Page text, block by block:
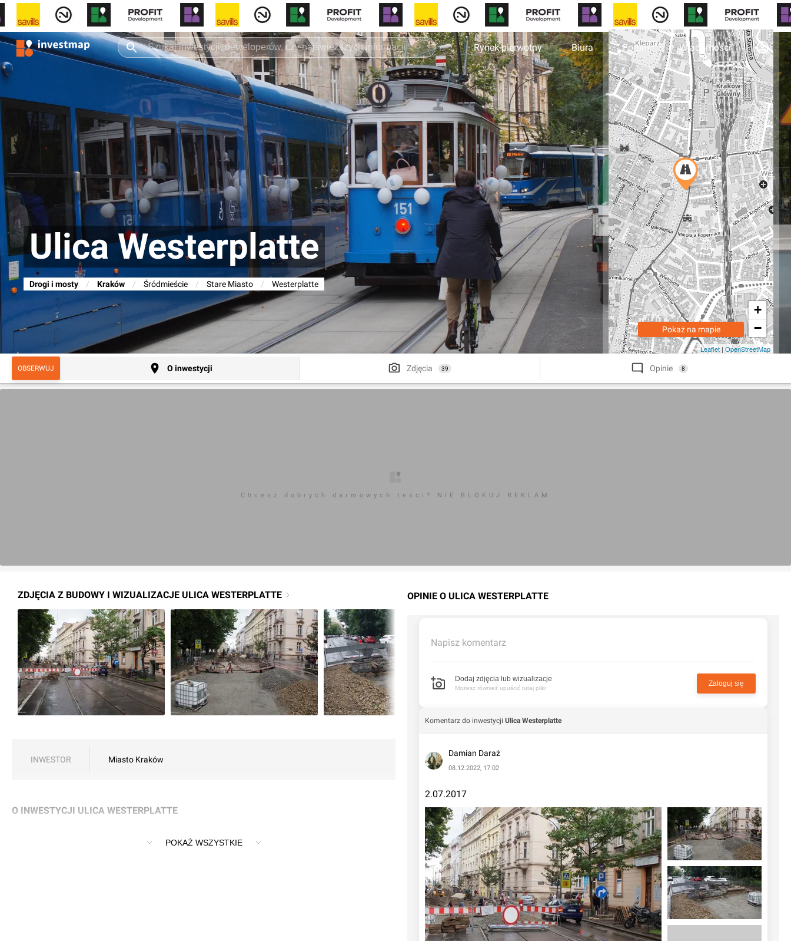
Rynek pierwotny Biura Forum Wiadomości
Ulica Westerplatte
Drogi i mosty / Kraków / Śródmieście / Stare Miasto / Westerplatte
+
−
Leaflet | OpenStreetMap
Pokaż na mapie
OBSERWUJ O inwestycji Zdjęcia 39 Opinie 8
Chcesz dobrych darmowych teści? NIE BLOKUJ REKLAM
ZDJĘCIA Z BUDOWY I WIZUALIZACJE ULICA WESTERPLATTE
INWESTOR Miasto Kraków
O INWESTYCJI ULICA WESTERPLATTE
Remont, przebudowa ulicy wraz z torowiskiem tramwajowym. Kraków, ulica Westerplatte
POKAŻ WSZYSTKIE
OPINIE O ULICA WESTERPLATTE
Napisz komentarz
Dodaj zdjęcia lub wizualizacje
Możesz również upuścić tutaj pliki
Zaloguj się
Komentarz do inwestycji Ulica Westerplatte
Damian Daraż
08.12.2022, 17:02
2.07.2017